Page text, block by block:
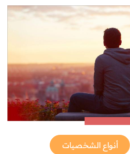
أنواع الشخصيات